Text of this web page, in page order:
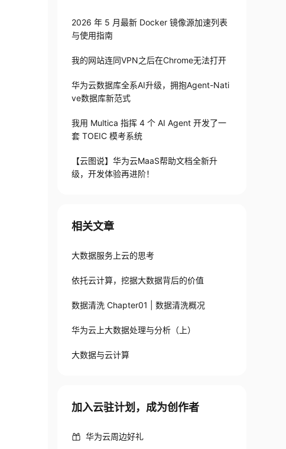
2026 年 5 月最新 Docker 镜像源加速列表
与使用指南
我的网站连同VPN之后在Chrome无法打开
华为云数据库全系AI升级，拥抱Agent-Nati
ve数据库新范式
我用 Multica 指挥 4 个 AI Agent 开发了一
套 TOEIC 模考系统
【云图说】华为云MaaS帮助文档全新升
级，开发体验再进阶！
相关文章
大数据服务上云的思考
依托云计算，挖据大数据背后的价值
数据清洗 Chapter01 | 数据清洗概况
华为云上大数据处理与分析（上）
大数据与云计算
加入云驻计划，成为创作者
华为云周边好礼